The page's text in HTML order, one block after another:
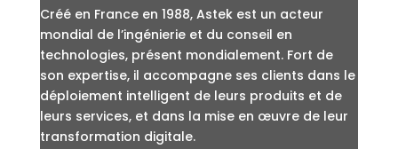
Créé en France en 1988, Astek est un acteur
mondial de l’ingénierie et du conseil en
technologies, présent mondialement. Fort de
son expertise, il accompagne ses clients dans le
déploiement intelligent de leurs produits et de
leurs services, et dans la mise en œuvre de leur
transformation digitale.